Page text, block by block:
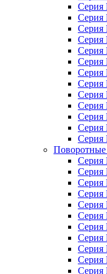
Серия
Серия
Серия
Серия
Серия
Серия
Серия
Серия
Серия
Серия
Серия
Серия
Серия
Поворотные
Серия
Серия
Серия
Серия
Серия
Серия
Серия
Серия
Серия
Серия
Серия